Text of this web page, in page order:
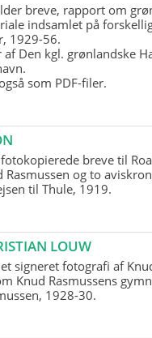
breve, rapport om
indsamlet på
1929-56.
Den kgl. grønlandske
som PDF-filer.
breve til
Rasmussen og to
til Thule, 1919.
LOUW
signeret fotografi af
Knud Rasmussens
1928-30.